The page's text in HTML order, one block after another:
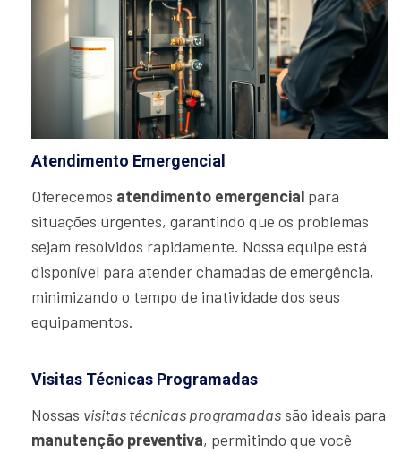
Atendimento Emergencial
Oferecemos atendimento emergencial para
situações urgentes, garantindo que os problemas
sejam resolvidos rapidamente. Nossa equipe está
disponível para atender chamadas de emergência,
minimizando o tempo de inatividade dos seus
equipamentos.
Visitas Técnicas Programadas
Nossas visitas técnicas programadassão ideais para
manutenção preventiva, permitindo que você